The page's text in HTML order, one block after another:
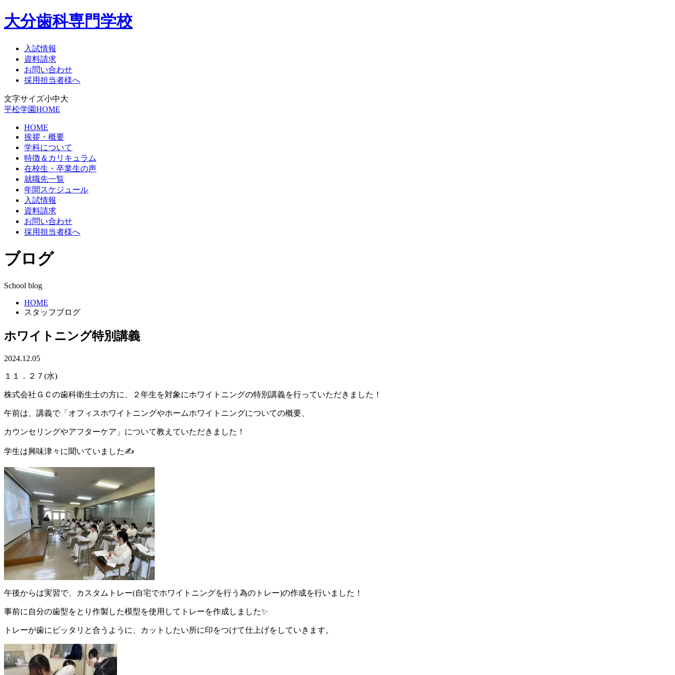
大分歯科専門学校
入試情報
資料請求
お問い合わせ
採用担当者様へ
文字サイズ小中大
平松学園HOME
HOME
挨拶・概要
学科について
特徴＆カリキュラム
在校生・卒業生の声
就職先一覧
年間スケジュール
入試情報
資料請求
お問い合わせ
採用担当者様へ
ブログ
School blog
HOME
スタッフブログ
ホワイトニング特別講義
2024.12.05
１１．２７(水)
株式会社ＧＣの歯科衛生士の方に、２年生を対象にホワイトニングの特別講義を行っていただきました！
午前は、講義で「オフィスホワイトニングやホームホワイトニングについての概要、
カウンセリングやアフターケア」について教えていただきました！
学生は興味津々に聞いていました✍
午後からは実習で、カスタムトレー(自宅でホワイトニングを行う為のトレー)の作成を行いました！
事前に自分の歯型をとり作製した模型を使用してトレーを作成しました✨
トレーが歯にピッタリと合うように、カットしたい所に印をつけて仕上げをしていきます。